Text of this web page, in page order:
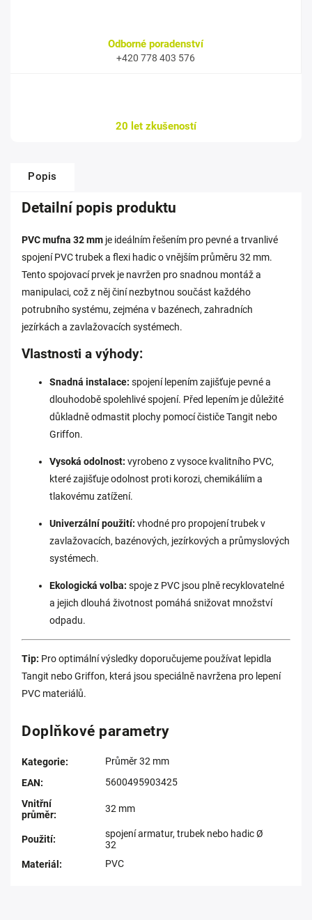
Odborné poradenství
+420 778 403 576
20 let zkušeností
Popis
Detailní popis produktu
PVC mufna 32 mm je ideálním řešením pro pevné a trvanlivé
spojení PVC trubek a flexi hadic o vnějším průměru 32 mm.
Tento spojovací prvek je navržen pro snadnou montáž a
manipulaci, což z něj činí nezbytnou součást každého
potrubního systému, zejména v bazénech, zahradních
jezírkách a zavlažovacích systémech.
Vlastnosti a výhody:
Snadná instalace: spojení lepením zajišťuje pevné a
dlouhodobě spolehlivé spojení. Před lepením je důležité
důkladně odmastit plochy pomocí čističe Tangit nebo
Griffon.
Vysoká odolnost: vyrobeno z vysoce kvalitního PVC,
které zajišťuje odolnost proti korozi, chemikáliím a
tlakovému zatížení.
Univerzální použití: vhodné pro propojení trubek v
zavlažovacích, bazénových, jezírkových a průmyslových
systémech.
Ekologická volba: spoje z PVC jsou plně recyklovatelné
a jejich dlouhá životnost pomáhá snižovat množství
odpadu.
Tip: Pro optimální výsledky doporučujeme používat lepidla
Tangit nebo Griffon, která jsou speciálně navržena pro lepení
PVC materiálů.
Doplňkové parametry
Kategorie:
Průměr 32 mm
EAN:
5600495903425
Vnitřní
průměr:
32 mm
Použití:
spojení armatur, trubek nebo hadic Ø
32
Materiál : PVC